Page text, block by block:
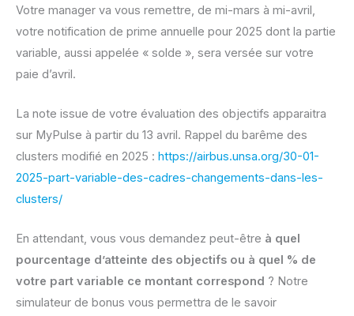
Votre manager va vous remettre, de mi-mars à mi-avril,
votre notification de prime annuelle pour 2025 dont la partie
variable, aussi appelée « solde », sera versée sur votre
paie d’avril.
La note issue de votre évaluation des objectifs apparaitra
sur MyPulse à partir du 13 avril. Rappel du barême des
clusters modifié en 2025 : https://airbus.unsa.org/30-01-
2025-part-variable-des-cadres-changements-dans-les-
clusters/
En attendant, vous vous demandez peut-être à quel
pourcentage d’atteinte des objectifs ou à quel % de
votre part variable ce montant correspond ? Notre
simulateur de bonus vous permettra de le savoir